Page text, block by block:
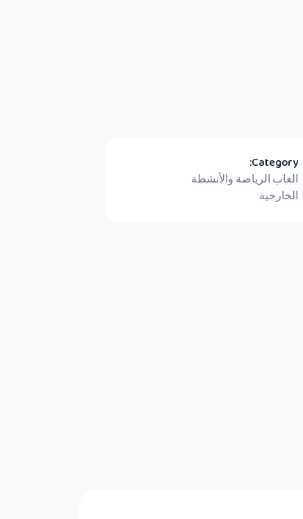
Category:
العاب الرياضة والأنشطة
الخارجية